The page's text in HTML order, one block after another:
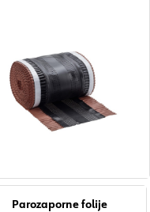
Parozaporne folije